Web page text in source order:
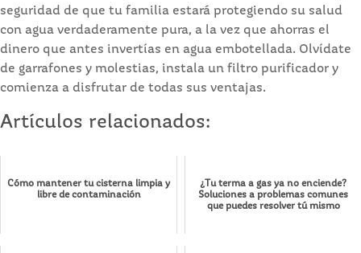
seguridad de que tu familia estará protegiendo su salud
con agua verdaderamente pura, a la vez que ahorras el
dinero que antes invertías en agua embotellada. Olvídate
de garrafones y molestias, instala un filtro purificador y
comienza a disfrutar de todas sus ventajas.
Artículos relacionados:
Cómo mantener tu cisterna limpia y
libre de contaminación
¿Tu terma a gas ya no enciende?
Soluciones a problemas comunes
que puedes resolver tú mismo